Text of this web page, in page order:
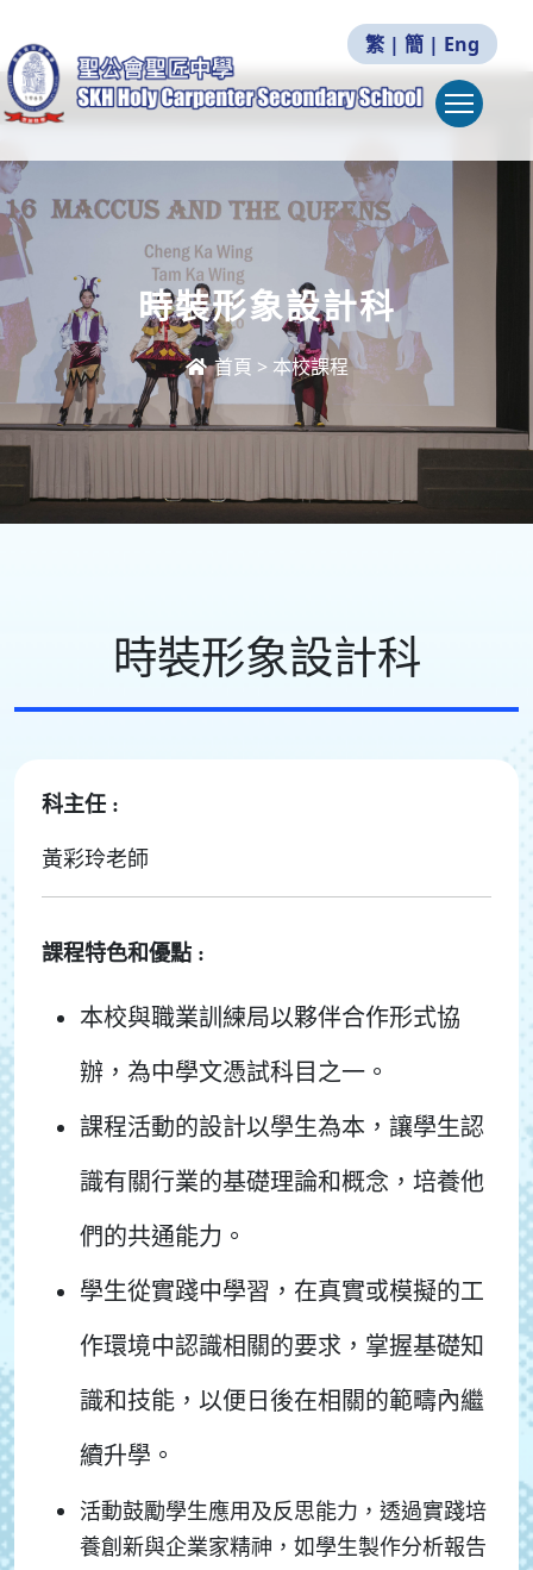
繁 | 簡 | Eng
時裝形象設計科
首頁 > 本校課程
時裝形象設計科
科主任 :
黃彩玲老師
課程特色和優點 :
本校與職業訓練局以夥伴合作形式協
辦，為中學文憑試科目之一。
課程活動的設計以學生為本，讓學生認
識有關行業的基礎理論和概念，培養他
們的共通能力。
學生從實踐中學習，在真實或模擬的工
作環境中認識相關的要求，掌握基礎知
識和技能，以便日後在相關的範疇內繼
續升學。
活動鼓勵學生應用及反思能力，透過實踐培
養創新與企業家精神，如學生製作分析報告